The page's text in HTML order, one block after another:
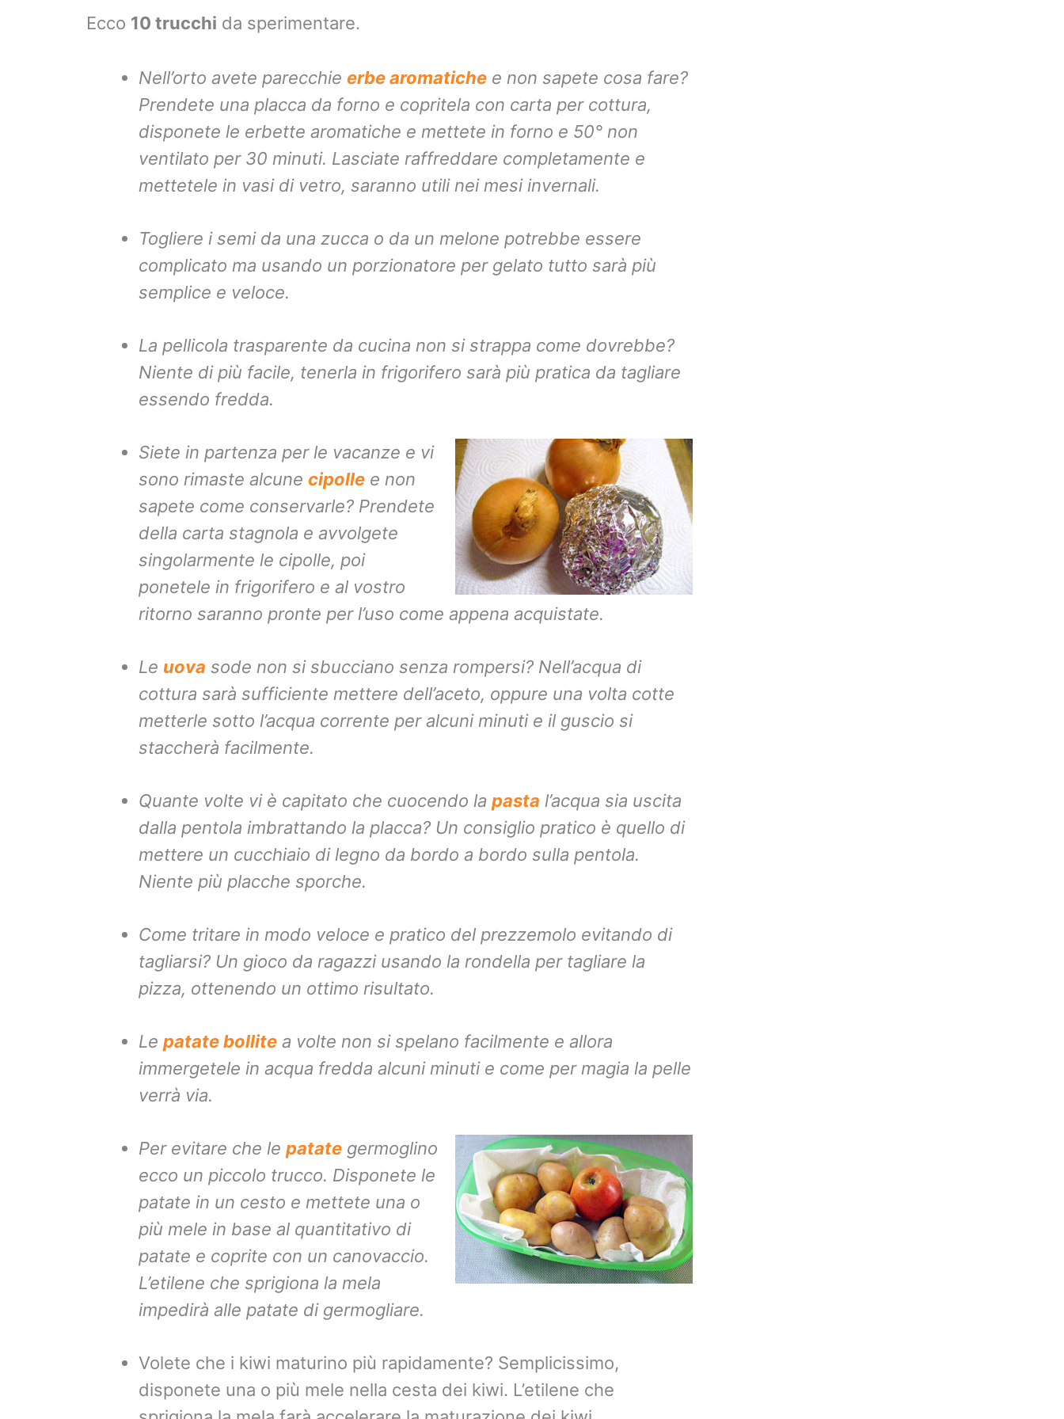
Ecco 10 trucchi da sperimentare.
Nell’orto avete parecchie erbe aromatichee non sapete cosa fare?
Prendete una placca da forno e copritela con carta per cottura,
disponete le erbette aromatiche e mettete in forno e 50° non
ventilato per 30 minuti. Lasciate raffreddare completamente e
mettetele in vasi di vetro, saranno utili nei mesi invernali.
Togliere i semi da una zucca o da un melone potrebbe essere
complicato ma usando un porzionatore per gelato tutto sarà più
semplice e veloce.
La pellicola trasparente da cucina non si strappa come dovrebbe?
Niente di più facile, tenerla in frigorifero sarà più pratica da tagliare
essendo fredda.
Siete in partenza per le vacanze e vi
sono rimaste alcune cipollee non
sapete come conservarle? Prendete
della carta stagnola e avvolgete
singolarmente le cipolle, poi
ponetele in frigorifero e al vostro
ritorno saranno pronte per l’uso come appena acquistate.
Le uova sode non si sbucciano senza rompersi? Nell’acqua di
cottura sarà sufficiente mettere dell’aceto, oppure una volta cotte
metterle sotto l’acqua corrente per alcuni minuti e il guscio si
staccherà facilmente.
Quante volte vi è capitato che cuocendo la pasta l’acqua sia uscita
dalla pentola imbrattando la placca? Un consiglio pratico è quello di
mettere un cucchiaio di legno da bordo a bordo sulla pentola.
Niente più placche sporche.
Come tritare in modo veloce e pratico del prezzemolo evitando di
tagliarsi? Un gioco da ragazzi usando la rondella per tagliare la
pizza, ottenendo un ottimo risultato.
Le patate bollitea volte non si spelano facilmente e allora
immergetele in acqua fredda alcuni minuti e come per magia la pelle
verrà via.
Per evitare che le patategermoglino
ecco un piccolo trucco. Disponete le
patate in un cesto e mettete una o
più mele in base al quantitativo di
patate e coprite con un canovaccio.
L’etilene che sprigiona la mela
impedirà alle patate di germogliare.
Volete che i kiwi maturino più rapidamente? Semplicissimo,
disponete una o più mele nella cesta dei kiwi. L’etilene che